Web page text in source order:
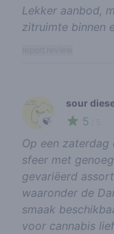
Lekker aanbod,
zitruimte binnen
🍃
sour
5
Op een
sfeer met
gevariëerd
waaronder de
smaak
voor cannabis